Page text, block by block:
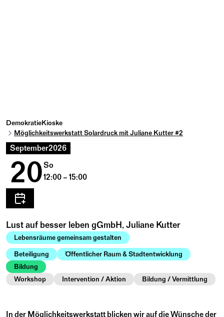
DemokratieKioske
Möglichkeitswerkstatt Solardruck mit Juliane Kutter #2
September2026
20So
12:00 – 15:00
Lust auf besser leben gGmbH, Juliane Kutter
Lebensräume gemeinsam gestalten
Beteiligung
Öffentlicher Raum & Stadtentwicklung
Bildung
Workshop
Intervention / Aktion Bildung / Vermittlung
In der Möglichkeitswerkstatt blicken wir auf die Wünsche der